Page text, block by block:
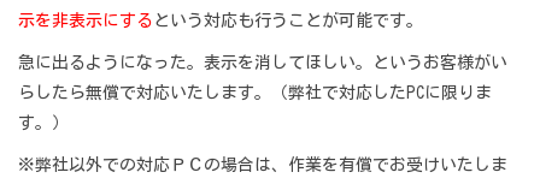
示を非表示にする という対応も行うことが可能です。
急に出るようになった。表示を消してほしい。というお客様がい
らしたら無償で対応いたします。（弊社で対応したPCに限りま
す。）
※弊社以外での対応ＰＣの場合は、作業を有償でお受けいたしま